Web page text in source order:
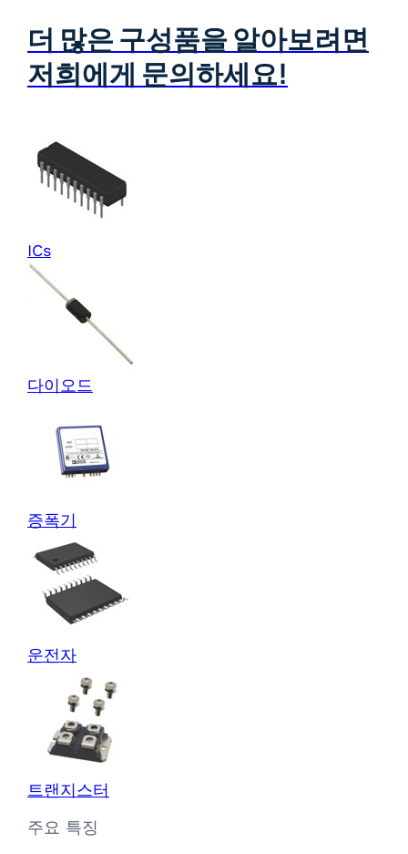
더 많은 구성품을 알아보려면
저희에게 문의하세요!
ICs
다이오드
증폭기
운전자
트랜지스터
주요 특징